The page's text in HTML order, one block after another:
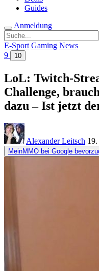
Guides
Anmeldung
Suche
nach:
E-Sport Gaming News
9
10
LoL: Twitch-
Challenge,
dazu – Ist jetzt
Alexander Leitsch
MeinMMO bei Google